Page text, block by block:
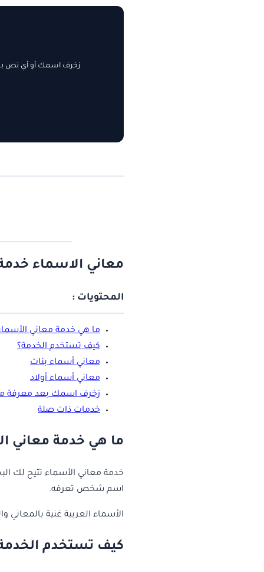
زخرف اسمك أو أي نص
معاني الاسماء
المحتويات :
ما هي خدمة معاني
كيف تستخدم الخدمة؟
معاني أسماء بنات
معاني أسماء أولاد
زخرف اسمك بعد معرفة
خدمات ذات صلة
ما هي خدمة معاني
خدمة معاني الأسماء تتيح لك
اسم شخص تعرفه.
الأسماء العربية غنية
كيف تستخدم